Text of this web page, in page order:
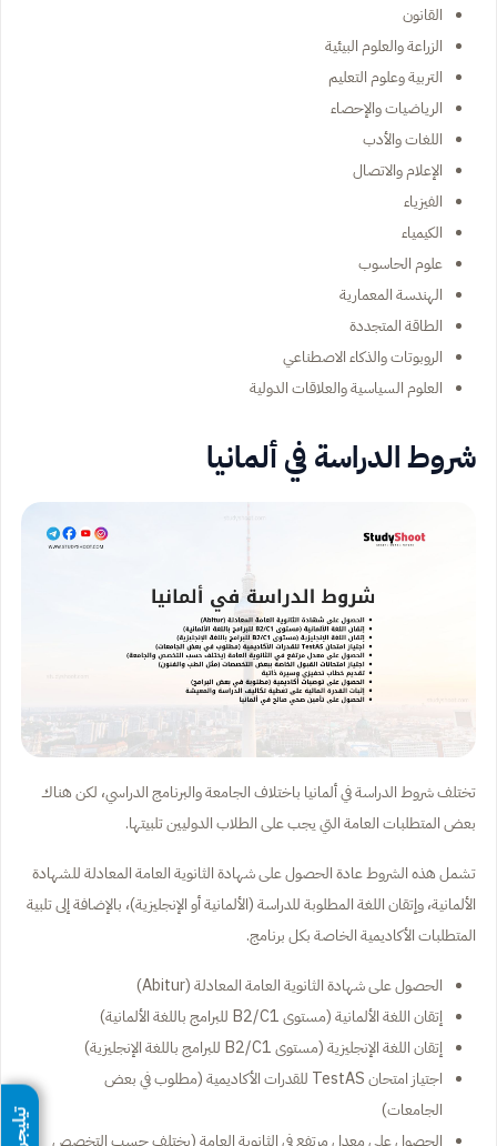
القانون
الزراعة والعلوم البيئية
التربية وعلوم التعليم
الرياضيات والإحصاء
اللغات والأدب
الإعلام والاتصال
الفيزياء
الكيمياء
علوم الحاسوب
الهندسة المعمارية
الطاقة المتجددة
الروبوتات والذكاء الاصطناعي
العلوم السياسية والعلاقات الدولية
شروط الدراسة في ألمانيا
تختلف شروط الدراسة في ألمانيا باختلاف الجامعة والبرنامج الدراسي، لكن هناك
بعض المتطلبات العامة التي يجب على الطلاب الدوليين تلبيتها.
تشمل هذه الشروط عادة الحصول على شهادة الثانوية العامة المعادلة للشهادة
الألمانية، وإتقان اللغة المطلوبة للدراسة (الألمانية أو الإنجليزية)، بالإضافة إلى تلبية
المتطلبات الأكاديمية الخاصة بكل برنامج.
الحصول على شهادة الثانوية العامة المعادلة (Abitur)
إتقان اللغة الألمانية (مستوى B2/C1 للبرامج باللغة الألمانية)
إتقان اللغة الإنجليزية (مستوى B2/C1 للبرامج باللغة الإنجليزية)
اجتياز امتحان TestAS للقدرات الأكاديمية (مطلوب في بعض
الجامعات)
الحصول على معدل مرتفع في الثانوية العامة (يختلف حسب التخصص